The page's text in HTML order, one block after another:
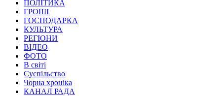
ПОЛІТИКА
ГРОШІ
ГОСПОДАРКА
КУЛЬТУРА
РЕГІОНИ
ВІДЕО
ФОТО
В світі
Суспільство
Чорна хроніка
КАНАЛ РАДА